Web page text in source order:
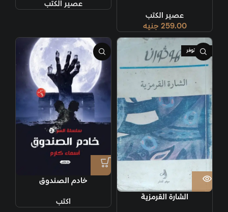
عصير الكتب
259.00 جنيه
عصير الكتب
غير متوفر
الشارة القرمزية
خادم الصندوق
اكتب